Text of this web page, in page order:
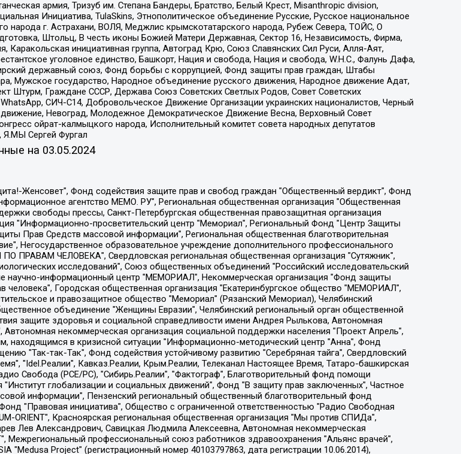
армия, Тризуб им. Степана Бандеры, Братство, Белый Крест, Misanthropic division,
Инициатива, TulaSkins, Этнополитическое объединение Русские, Русское национальное
г. Астрахани, ВОЛЯ, Меджлис крымскотатарского народа, Рубеж Севера, ТОЙС, О
Штольц, В честь иконы Божией Матери Державная, Сектор 16, Независимость, Фирма,
инициативная группа, Автоград Крю, Союз Славянских Сил Руси, Алля-Аят,
уголовное единство, Башкорт, Нация и свобода, Нация и свобода, W.H.С., Фалунь Дафа,
державный союз, Фонд борьбы с коррупцией, Фонд защиты прав граждан, Штабы
Мужское государство, Народное объединение русского движения, Народное движение Адат,
Штурм, Граждане СССР, Держава Союз Советских Светлых Родов, Совет Советских
СИЧ-С14, Добровольческое Движение Организации украинских националистов, Черный
Невоград, Молодежное Демократическое Движение Весна, Верховный Совет
ойрат-калмыцкого народа, Исполнительный комитет совета народных депутатов
Я.МЫ Сергей Фургал
на 03.05.2024
Алексей Евгеньевич, Рубин Михаил Аркадьевич, Анин Роман Александрович, Юридическое лицо Istories fonds, зарегистрированное в Латвийской Республике (регистрационный номер 50008295751, дата регистрации 24.02.2020), Великовский Дмитрий Александрович, Долинина Ирина Николаевна, Мароховская Алеся Алексеевна, Шлейнов Роман Юрьевич, Шмагун Олеся Валентиновна, Общество с ограниченной ответственностью "Альтаир 2021", Общество с ограниченной ответственностью "Вега 2021", Общество с ограниченной ответственностью "Главный редактор 2021", Общество с ограниченной ответственностью "Ромашки монолит", Важенков Артем Валерьевич, Ивановская областная общественная организация "Центр гендерных исследований", Гурман Юрий Альбертович, Медиапроект "ОВД-Инфо", Егоров Владимир Владимирович, Жилинский Владимир Александрович, Общество с ограниченной ответственностью "ЗП", Иванова София Юрьевна, Карезина Инна Павловна, Кильтау Екатерина Викторовна, Петров Алексей Викторович, Пискунов Сергей Евгеньевич, Смирнов Сергей Сергеевич, Тихонов Михаил Сергеевич, Общество с ограниченной ответственностью "ЖУРНАЛИСТ-ИНОСТРАННЫЙ АГЕНТ", Арапова Галина Юрьевна, Вольтская Татьяна Анатольевна, Американская компания "Mason G.E.S. Anonymous Foundation" (США), являющаяся владельцем интернет-издания https://mnews.world/, Компания "Stichting Bellingcat", зарегистрированная в Нидерландах (дата регистрации 11.07.2018), Захаров Андрей Вячеславович, Клепиковская Екатерина Дмитриевна, Общество с ограниченной ответственностью "МЕМО", Перл Роман Александрович, Симонов Евгений Алексеевич, Соловьева Елена Анатольевна, Сотников Даниил Владимирович, Сурначева Елизавета Дмитриевна, Автономная некоммерческая организация по защите прав человека и информированию населения "Якутия – Наше Мнение", Общество с ограниченной ответственностью "Москоу диджитал медиа", с 26.01.2023 Общество с ограниченной ответственностью "Чайка Белые сады", Ветошкина Валерия Валерьевна, Заговора Максим Александрович, Межрегиональное общественное движение "Российская ЛГБТ - сеть", Оленичев Максим Владимирович, Павлов Иван Юрьевич, Скворцова Елена Сергеевна, Общество с ограниченной ответственностью "Как бы инагент", Кочетков Игорь Викторович, Общество с ограниченной ответственностью "Честные выборы", Еланчик Олег Александрович, Общество с ограниченной ответственностью "Нобелевский призыв", Гималова Регина Эмилевна, Григорьев Андрей Валерьевич, Григорьева Алина Александровна, Ассоциация по содействию защите прав призывников, альтернативнослужащих и военнослужащих "Правозащитная группа "Гражданин.Армия.Право", Хисамова Регина Фаритовна, Автономная некоммерческая организация по реализации социально-правовых программ "Лилит", Дальневосточное общественное движение "Маяк", Санкт-Петербургская ЛГБТ-инициативная группа "Выход", Инициативная группа ЛГБТ+ "Реверс", Алексеев Андрей Викторович, Бекбулатова Таисия Львовна, Беляев Иван Михайлович, Владыкина Елена Сергеевна, Гельман Марат Александрович, Никульшина Вероника Юрьевна, Толоконникова Надежда Андреевна, Шендерович Виктор Анатольевич, Общество с ограниченной ответственностью "Данное сообщение", Общество с ограниченной ответственностью Издательский дом "Новая глава", Айнбиндер Александра Александровна, Московский комьюнити-центр для ЛГБТ+инициатив, Благотворительный фонд развития филантропии, Deutsche Welle (Германия, Kurt-Schumacher-Strasse 3, 53113 Bonn), Борзунова Мария Михайловна, Воробьев Виктор Викторович, Голубева Анна Львовна, Константинова Алла Михайловна, Малкова Ирина Владимировна, Мурадов Мурад Абдулгалимович, Осетинская Елизавета Николаевна, Понасенков Евгений Николаевич, Ганапольский Матвей Юрьевич, Киселев Евгений Алексеевич, Борухович Ирина Григорьевна, Дремин Иван Тимофеевич, Дубровский Дмитрий Викторович, Красноярская региональная общественная организация поддержки и развития альтернативных образовательных технологий и межкультурных коммуникаций "ИНТЕРРА", Маяковская Екатерина Алексеевна, Фейгин Марк Захарович, Филимонов Андрей Викторович, Дзугкоева Регина Николаевна, Доброхотов Роман Александрович, Дудь Юрий Александрович, Елкин Сергей Владимирович, Кругликов Кирилл Игоревич, Сабунаева Мария Леонидовна, Семенов Алексей Владимирович, Шаинян Карен Багратович, Шульман Екатерина Михайловна, Асафьев Артур Валерьевич, Вахштайн Виктор Семенович, Венедиктов Алексей Алексеевич, Лушникова Екатерина Евгеньевна, Волков Леонид Михайлович, Невзоров Александр Глебович, Пархоменко Сергей Борисович, Сироткин Ярослав Николаевич, Кара-Мурза Владимир Владимирович, Баранова Наталья Владимировна, Гозман Леонид Яковлевич, Кагарлицкий Борис Юльевич, Климарев Михаил Валерьевич, Милов Владимир Станиславович, Автономная некоммерческая организация Краснодарский центр современного искусства "Типография", Моргенштерн Алишер Тагирович, Соболь Любовь Эдуардовна, Общество с ограниченной ответственностью "ЛИЗА НОРМ", Каспаров Гарри Кимович, Ходорковский Михаил Борисович, Общество с ограниченной ответственностью "Апрельские тезисы", Данилович Ирина Брониславовна, Кашин Олег Владимирович, Петров Николай Владимирович, Пивоваров Алексей Владимирович, Соколов Михаил Владимирович, Цветкова Юлия Владимировна, Чичваркин Евгений Александрович, Комитет против пыток/Команда против пыток, Общество с ограниченной ответственностью "Первый научный", Общество с ограниченной ответственностью "Вертолет и ко", Белоцерковская Вероника Борисовна, Кац Максим Евгеньевич, Лазарева Татьяна Юрьевна, Шаведдинов Руслан Табризович, Яшин Илья Валерьевич, Общество с ограниченной ответственностью "Иноагент ААВ", Алешковский Дмитрий Петрович, Альбац Евгения Марковна, Быков Дмитрий Львович, Галямина Юлия Евгеньевна, Лойко Сергей Леонидович, Мартынов Кирилл Константинович, Медведев Сергей Александрович, Крашенинников Федор Геннадиевич, Гордеева Катерина Вл